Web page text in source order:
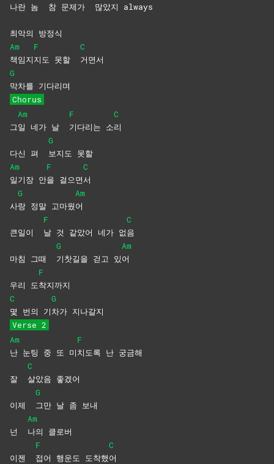
나란 놈 참 문제가 많았지 always
최악의 방정식
Am
책임지
F
지도 못할
C
거면서
G
막차를 기다리며
Chorus
그
Am
일 네가 날
F
기다리는 소
C
리
다신 펴
G
보지도 못할
Am
일기장 안
F
을 걸으면
C
서
사
G
랑 정말 고마웠
Am
어
큰일이
F
날 것 같았어 네가 없
C
음
마침 그때
G
기찻길을 걷고 있
Am
어
우리 도
F
착지까지
C
몇 번의 기
G
차가 지나갈지
Verse 2
Am
난 눈팅 중 또 미
F
치도록 난 궁금해
잘
C
살았음 좋겠어
이제
G
그만 날 좀 보내
넌
Am
나의 클로버
이젠
F
접어 행운도 도착했
C
어